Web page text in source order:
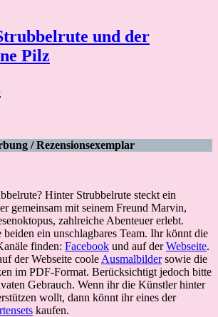
und der
Pilz
/ Rezensionsexemplar
Hinter Strubbelrute steckt ein
gemeinsam mit seinem Freund Marvin,
zahlreiche Abenteuer erlebt.
ein unschlagbares Team. Ihr könnt die
finden: Facebook und auf derWebseite.
der Webseite coole Ausmalbildersowie die
im PDF-Format. Berücksichtigt jedoch bitte
Gebrauch. Wenn ihr die Künstler hinter
wollt, dann könnt ihr eines der
kaufen.